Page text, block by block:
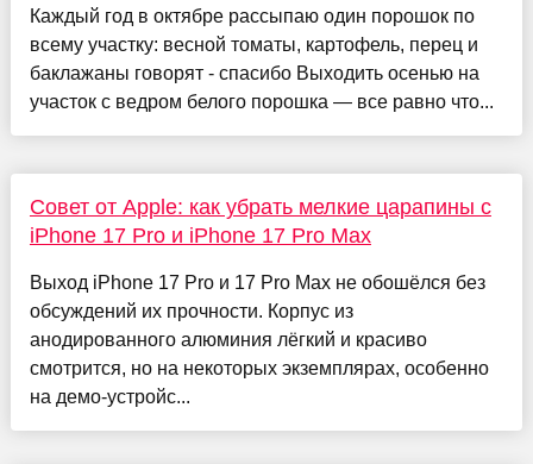
Каждый год в октябре рассыпаю один порошок по
всему участку: весной томаты, картофель, перец и
баклажаны говорят - спасибо Выходить осенью на
участок с ведром белого порошка — все равно что...
Совет от Apple: как убрать мелкие царапины с
iPhone 17 Pro и iPhone 17 Pro Max
Выход iPhone 17 Pro и 17 Pro Max не обошёлся без
обсуждений их прочности. Корпус из
анодированного алюминия лёгкий и красиво
смотрится, но на некоторых экземплярах, особенно
на демо-устройс...